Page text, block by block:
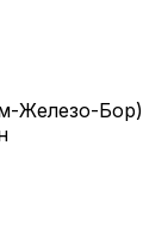
Железо-Бор)